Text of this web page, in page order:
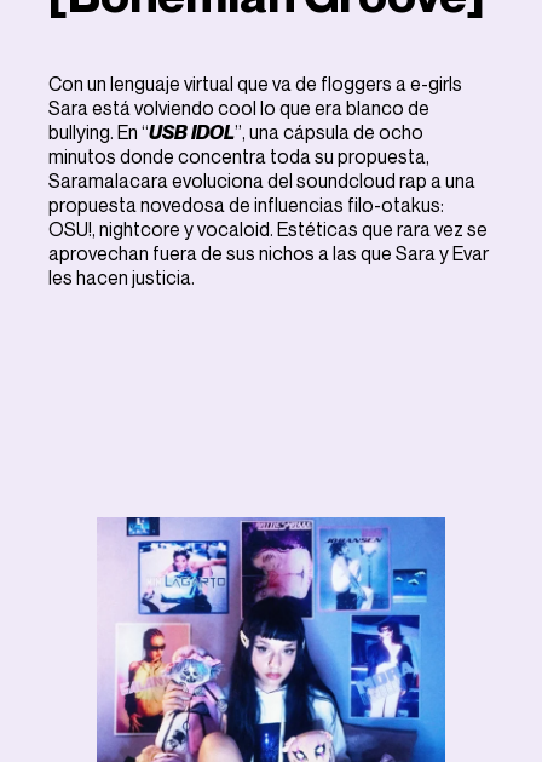
Con un lenguaje virtual que va de floggers a e-girls
Sara está volviendo cool lo que era blanco de
bullying. En “USB IDOL”, una cápsula de ocho
minutos donde concentra toda su propuesta,
Saramalacara evoluciona del soundcloud rap a una
propuesta novedosa de influencias filo-otakus:
OSU!, nightcore y vocaloid. Estéticas que rara vez se
aprovechan fuera de sus nichos a las que Sara y Evar
les hacen justicia.